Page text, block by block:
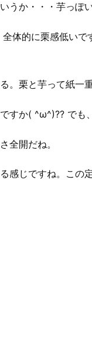
うか・・・芋っぽ
体的に栗感低いで
。栗と芋って紙一
すか( ^ω^)?? でも
全開だね。
感じですね。この